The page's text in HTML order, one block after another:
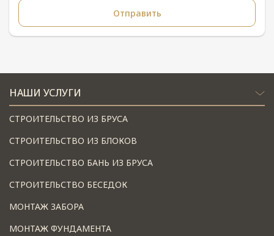
НАШИ УСЛУГИ
СТРОИТЕЛЬСТВО ИЗ БРУСА
СТРОИТЕЛЬСТВО ИЗ БЛОКОВ
СТРОИТЕЛЬСТВО БАНЬ ИЗ БРУСА
СТРОИТЕЛЬСТВО БЕСЕДОК
МОНТАЖ ЗАБОРА
МОНТАЖ ФУНДАМЕНТА